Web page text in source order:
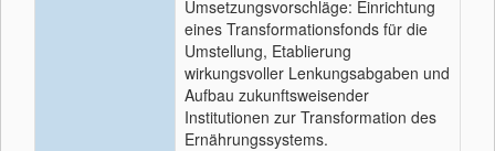
Umsetzungsvorschläge: Einrichtung
eines Transformationsfonds für die
Umstellung, Etablierung
wirkungsvoller Lenkungsabgaben und
Aufbau zukunftsweisender
Institutionen zur Transformation des
Ernährungssystems.